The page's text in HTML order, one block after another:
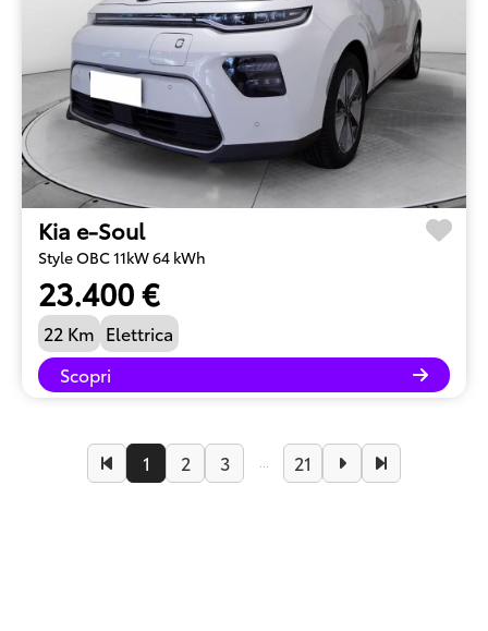
Kia e-Soul
Style OBC 11kW 64 kWh
23.400 €
22 Km Elettrica
Scopri
1 2 3 ... 21